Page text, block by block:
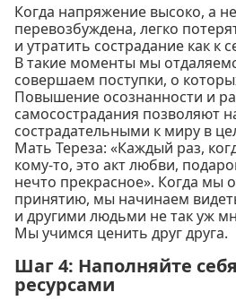
Когда напряжение высоко, а
перевозбуждена, легко
и утратить сострадание как к
В такие моменты мы
совершаем поступки, о
Повышение осознанности и
самосострадания позволяют
сострадательными к миру в
Мать Тереза: «Каждый раз,
кому-то, это акт любви,
нечто прекрасное». Когда мы
принятию, мы начинаем
и другими людьми не так уж
Мы учимся ценить друг друга.
Шаг 4: Наполняйте
ресурсами